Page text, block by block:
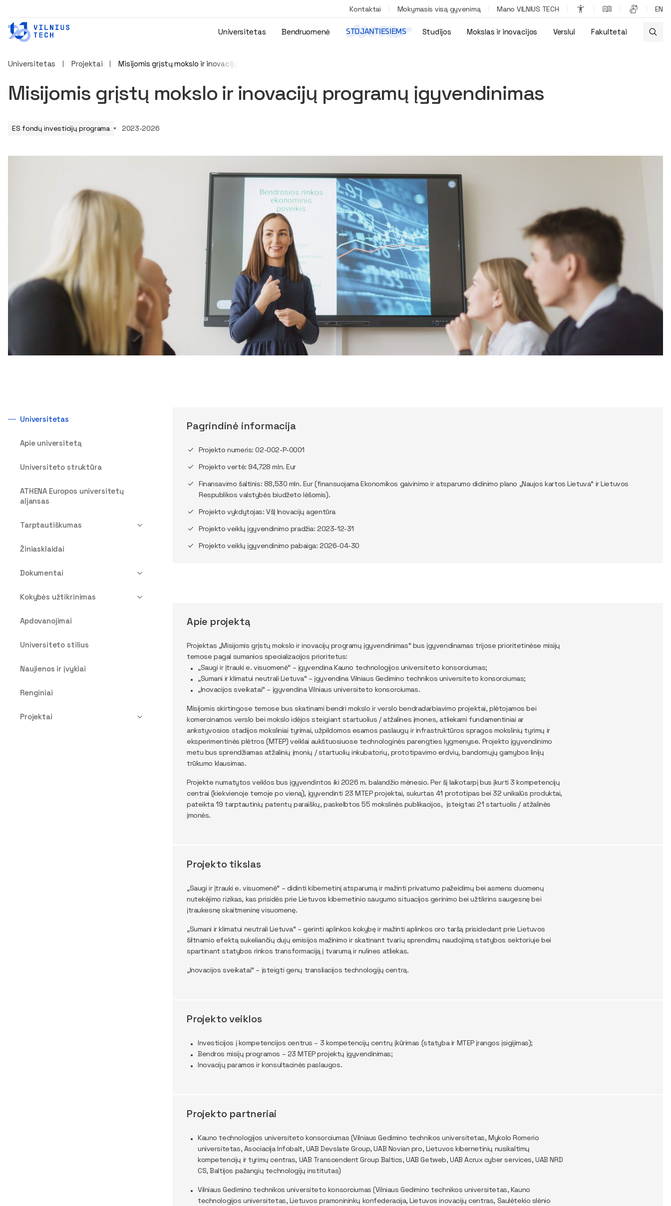
Kontaktai Mokymasis visą gyvenimą Mano VILNIUS TECH EN
Universitetas Bendruomenė STOJANTIESIEMS Studijos Mokslas ir inovacijos Verslui Fakultetai
Universitetas Projektai Misijomis grįstų mokslo ir inovacijų programų įgyvendinimas
Misijomis grįstų mokslo ir inovacijų programų įgyvendinimas
ES fondų investicijų programa 2023-2026
Universitetas
Apie universitetą
Universiteto struktūra
ATHENA Europos universitetų
aljansas
Tarptautiškumas
Žiniasklaidai
Dokumentai
Kokybės užtikrinimas
Apdovanojimai
Universiteto stilius
Naujienos ir įvykiai
Renginiai
Projektai
Pagrindinė informacija
Projekto numeris: 02-002-P-0001
Projekto vertė: 94,728 mln. Eur
Finansavimo šaltinis: 88,530 mln. Eur (finansuojama Ekonomikos gaivinimo ir atsparumo didinimo plano „Naujos kartos Lietuva“ ir Lietuvos
Respublikos valstybės biudžeto lėšomis).
Projekto vykdytojas: VšĮ Inovacijų agentūra
Projekto veiklų įgyvendinimo pradžia: 2023-12-31
Projekto veiklų įgyvendinimo pabaiga: 2026-04-30
Apie projektą
Projektas „Misijomis grįstų mokslo ir inovacijų programų įgyvendinimas“ bus įgyvendinamas trijose prioritetinėse misijų
temose pagal sumanios specializacijos prioritetus:
„Saugi ir įtrauki e. visuomenė“ – įgyvendina Kauno technologijos universiteto konsorciumas;
„Sumani ir klimatui neutrali Lietuva“ – įgyvendina Vilniaus Gedimino technikos universiteto konsorciumas;
„Inovacijos sveikatai“ – įgyvendina Vilniaus universiteto konsorciumas.
Misijomis skirtingose temose bus skatinami bendri mokslo ir verslo bendradarbiavimo projektai, plėtojamos bei
komercinamos verslo bei mokslo idėjos steigiant startuolius / atžalines įmones, atliekami fundamentiniai ar
ankstyvosios stadijos moksliniai tyrimai, užpildomos esamos paslaugų ir infrastruktūros spragos mokslinių tyrimų ir
eksperimentinės plėtros (MTEP) veiklai aukštuosiuose technologinės parengties lygmenyse. Projekto įgyvendinimo
metu bus sprendžiamas atžalinių įmonių / startuolių inkubatorių, prototipavimo erdvių, bandomųjų gamybos linijų
trūkumo klausimas.
Projekte numatytos veiklos bus įgyvendintos iki 2026 m. balandžio mėnesio. Per šį laikotarpį bus įkurti 3 kompetencijų
centrai (kiekvienoje temoje po vieną), įgyvendinti 23 MTEP projektai, sukurtas 41 prototipas bei 32 unikalūs produktai,
pateikta 19 tarptautinių patentų paraiškų, paskelbtos 55 mokslinės publikacijos, įsteigtas 21 startuolis / atžalinės
įmonės.
Projekto tikslas
„Saugi ir įtrauki e. visuomenė“ – didinti kibernetinį atsparumą ir mažinti privatumo pažeidimų bei asmens duomenų
nutekėjimo rizikas, kas prisidės prie Lietuvos kibernetinio saugumo situacijos gerinimo bei užtikrins saugesnę bei
įtraukesnę skaitmeninę visuomenę.
„Sumani ir klimatui neutrali Lietuva“ – gerinti aplinkos kokybę ir mažinti aplinkos oro taršą prisidedant prie Lietuvos
šiltnamio efektą sukeliančių dujų emisijos mažinimo ir skatinant tvarių sprendimų naudojimą statybos sektoriuje bei
spartinant statybos rinkos transformaciją į tvarumą ir nulines atliekas.
„Inovacijos sveikatai“ – įsteigti genų transliacijos technologijų centrą.
Projekto veiklos
Investicijos į kompetencijos centrus – 3 kompetencijų centrų įkūrimas (statyba ir MTEP įrangos įsigijimas);
Bendros misijų programos – 23 MTEP projektų įgyvendinimas;
Inovacijų paramos ir konsultacinės paslaugos.
Projekto partneriai
Kauno technologijos universiteto konsorciumas (Vilniaus Gedimino technikos universitetas, Mykolo Romerio
universitetas, Asociacija Infobalt, UAB Devslate Group, UAB Novian pro, Lietuvos kibernetinių nusikaltimų
kompetencijų ir tyrimų centras, UAB Transcendent Group Baltics, UAB Getweb, UAB Acrux cyber services, UAB NRD
CS, Baltijos pažangių technologijų institutas)
Vilniaus Gedimino technikos universiteto konsorciumas (Vilniaus Gedimino technikos universitetas, Kauno
technologijos universitetas, Lietuvos pramonininkų konfederacija, Lietuvos inovacijų centras, Saulėtekio slėnio